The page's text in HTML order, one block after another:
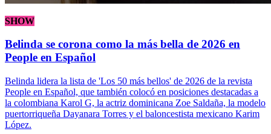
SHOW
Belinda se corona como la más bella de 2026 en
People en Español
Belinda lidera la lista de 'Los 50 más bellos' de 2026 de la revista
People en Español, que también colocó en posiciones destacadas a
la colombiana Karol G, la actriz dominicana Zoe Saldaña, la modelo
puertorriqueña Dayanara Torres y el baloncestista mexicano Karim
López.